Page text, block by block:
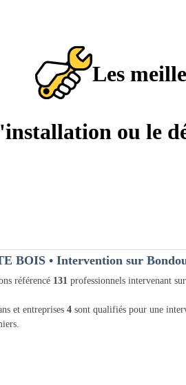
Les
ou le
BOIS • Intervention sur
référencé 131 professionnels intervenant
et entreprises 4 sont qualifiés pour une